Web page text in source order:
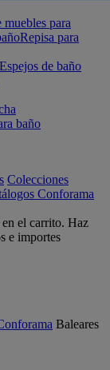
para
Repisa para
Espejos de baño
baño
Colecciones
Conforama
el carrito. Haz
e importes
Baleares